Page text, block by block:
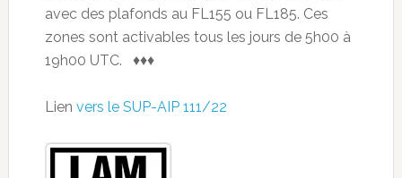
avec des plafonds au FL155 ou FL185. Ces
zones sont activables tous les jours de 5h00 à
19h00 UTC. ♦♦♦
Lien vers le SUP-AIP 111/22